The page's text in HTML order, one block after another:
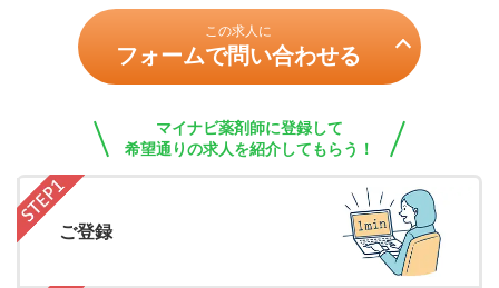
この求人に
フォームで問い合わせる
マイナビ薬剤師に登録して
希望通りの求人を紹介してもらう！
ご登録